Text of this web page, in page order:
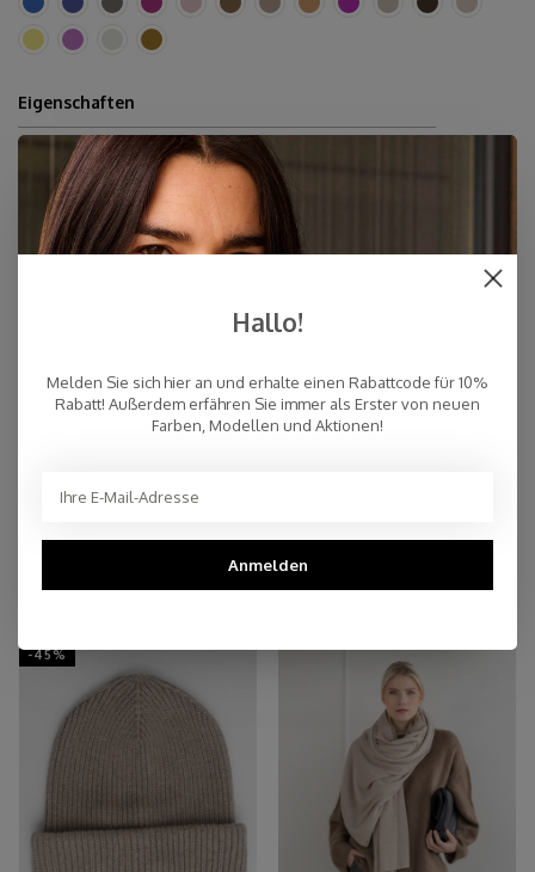
Eigenschaften
10% Kaschmir, 40% Merinowolle, 30% Viskose, 20%
Polyamid.
Circa 80 x 210-220 cm
Handwäsche
Hergestellt in Europa & Mulesing-frei
Persönlicher Kundenservice
Top Reviews 9.4
You may also like
-45%
Hallo!
Melden Sie sich hier an und erhalte einen Rabattcode für 10%
Rabatt! Außerdem erfähren Sie immer als Erster von neuen
Farben, Modellen und Aktionen!
Anmelden